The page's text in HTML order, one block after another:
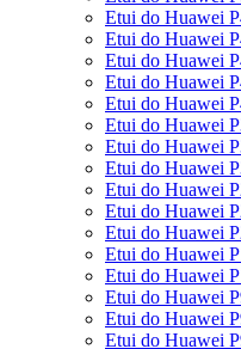
Etui do Huawei
Etui do Huawei
Etui do Huawei
Etui do Huawei
Etui do Huawei
Etui do Huawei
Etui do Huawei
Etui do Huawei
Etui do Huawei
Etui do Huawei
Etui do Huawei
Etui do Huawei
Etui do Huawei
Etui do Huawei
Etui do Huawei
Etui do Huawei